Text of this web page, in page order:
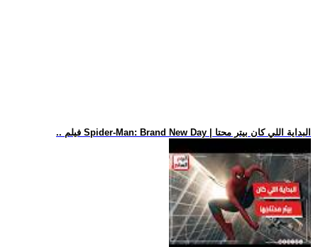
.. فيلم Spider-Man: Brand New Day | البداية اللي كان بيتر محتا